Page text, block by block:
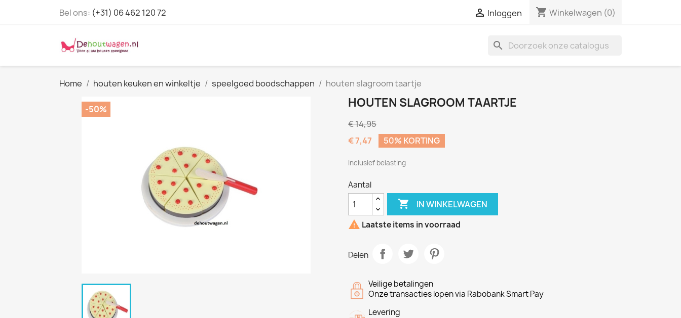
Bel ons: (+31) 06 462 120 72  Inloggen shopping_cart Winkelwagen (0)
search
Home houten keuken en winkeltje speelgoed boodschappen houten slagroom taartje
-50% HOUTEN SLAGROOM TAARTJE
€ 14,95
€ 7,47
50% KORTING
Inclusief belasting
Aantal
 IN WINKELWAGEN
 Laatste items in voorraad
Delen
Veilige betalingen
Onze transacties lopen via Rabobank Smart Pay
Levering